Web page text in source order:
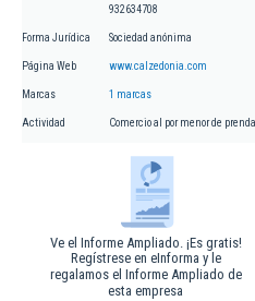
932634708
Forma Jurídica Sociedad anónima
Página Web www.calzedonia.com
Marcas 1 marcas
Actividad Comercio al por menor de
Ve el Informe Ampliado. ¡Es gratis!
Regístrese en eInforma y le
regalamos el Informe Ampliado de
esta empresa